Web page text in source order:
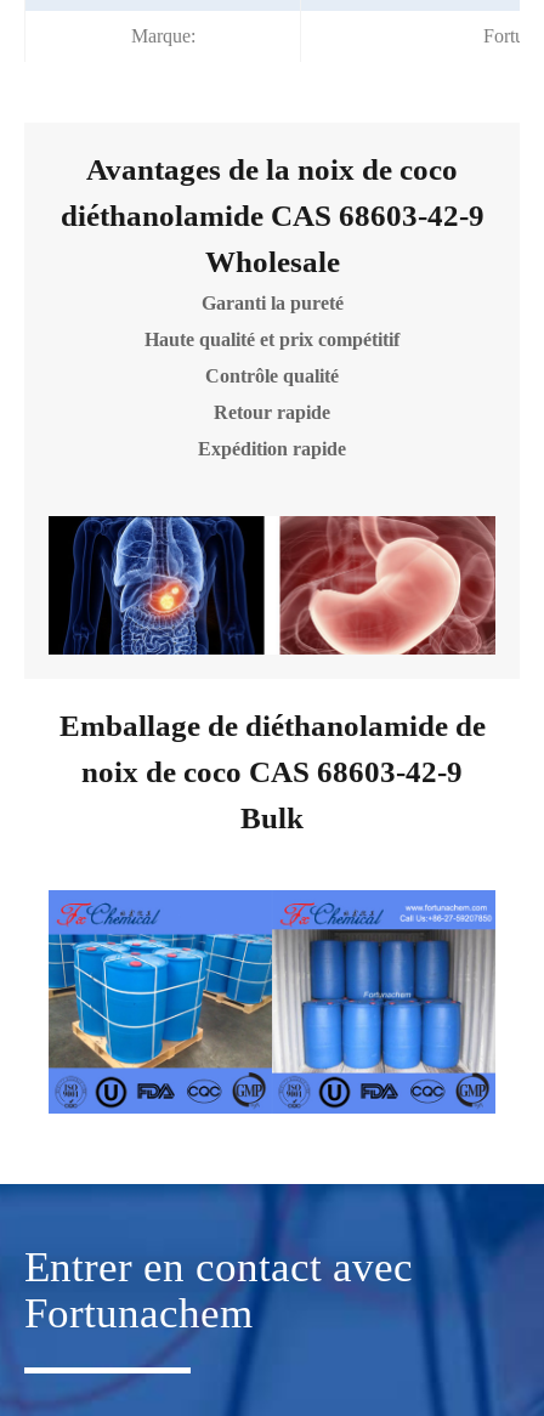
Marque:
Avantages de la noix de coco
diéthanolamide CAS 68603-42-9
Wholesale
Garanti la pureté
Haute qualité et prix compétitif
Contrôle qualité
Retour rapide
Expédition rapide
Emballage de diéthanolamide de
noix de coco CAS 68603-42-9
Bulk
Entrer en contact avec
Fortunachem